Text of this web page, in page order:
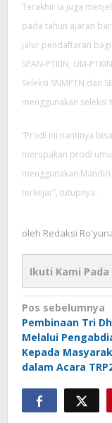
Terakhir ia juga
pada tahun ajaran
jalur pendaftaran
SPAN-PTKIN, UM-
Seleksi SNMPTN dan
menggunakan seleksi
“Prodi ini nantinya
merupakan prodi
menggunakan
terkejar”, tutupnya.
oleh Redaksi
Ikuti Kami Pada
Navigasi
pos
Pos sebelumnya
Pembinaan Tri
Melalui
Kepada
dalam Acara